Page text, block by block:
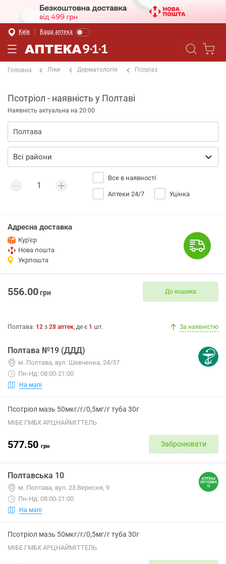
Київ Ваша аптека
Головна Ліки Дерматологія Псоріаз
Псотріол - наявність у Полтаві
Наявність актуальна на 20:00
Все в наявності
Аптеки 24/7 Уцінка
Адресна доставка
Кур'єр
Нова пошта
Укрпошта
556.00грн До кошика
Полтава: 12 з 28 аптек, де є 1 шт. За наявністю
Полтава №19 (ДДД)
м. Полтава, вул. Шевченка, 24/37
Пн-Нд: 08:00-21:00
На мапі
Псотріол мазь 50мкг/г/0,5мг/г туба 30г
МІБЕ ГМБХ АРЦНАЙМІТТЕЛЬ
577.50 грн Забронювати
Полтавська 10
м. Полтава, вул. 23 Вересня, 9
Пн-Нд: 08:00-21:00
На мапі
Псотріол мазь 50мкг/г/0,5мг/г туба 30г
МІБЕ ГМБХ АРЦНАЙМІТТЕЛЬ